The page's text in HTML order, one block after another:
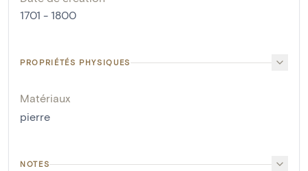
1701 - 1800
PROPRIÉTÉS PHYSIQUES
Matériaux
pierre
NOTES